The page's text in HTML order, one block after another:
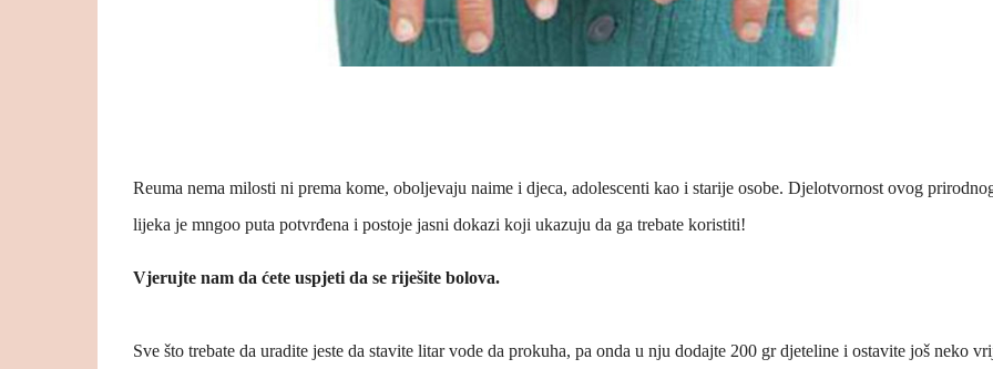
Reuma nema milosti ni prema kome, oboljevaju naime i djeca, adolescenti kao i starije osobe. Djelotvornost ovog
lijeka je mngoo puta potvrđena i postoje jasni dokazi koji ukazuju da ga trebate koristiti!
Vjerujte nam da ćete uspjeti da se riješite bolova.
Sve što trebate da uradite jeste da stavite litar vode da prokuha, pa onda u nju dodajte 200 gr djeteline i ostavite još neko